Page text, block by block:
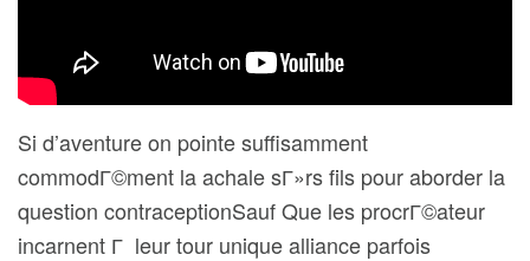
Si d’aventure on pointe suffisamment
commodГ©ment la achale sГ»rs fils pour aborder la
question contraceptionSauf Que les procrГ©ateur
incarnent Г leur tour unique alliance parfois